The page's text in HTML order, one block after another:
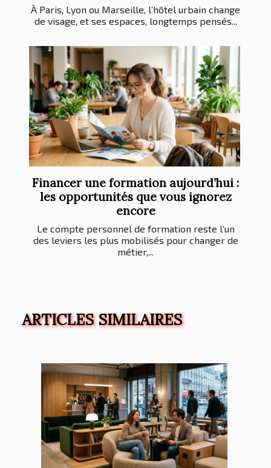
À Paris, Lyon ou Marseille, l’hôtel urbain change
de visage, et ses espaces, longtemps pensés...
Financer une formation aujourd’hui :
les opportunités que vous ignorez
encore
Le compte personnel de formation reste l’un
des leviers les plus mobilisés pour changer de
métier,...
ARTICLES SIMILAIRES